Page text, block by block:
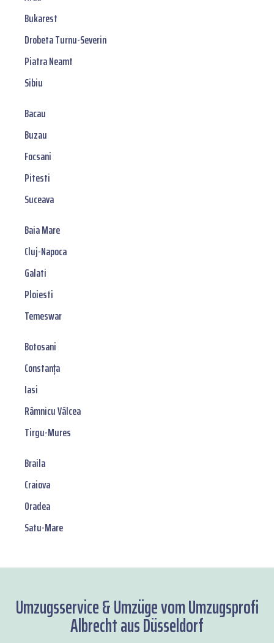
Bukarest
Drobeta Turnu-Severin
Piatra Neamt
Sibiu
Bacau
Buzau
Focsani
Pitesti
Suceava
Baia Mare
Cluj-Napoca
Galati
Ploiesti
Temeswar
Botosani
Constanța
Iasi
Râmnicu Vâlcea
Tirgu-Mures
Braila
Craiova
Oradea
Satu-Mare
Umzugsservice & Umzüge vom Umzugsprofi
Albrecht aus Düsseldorf